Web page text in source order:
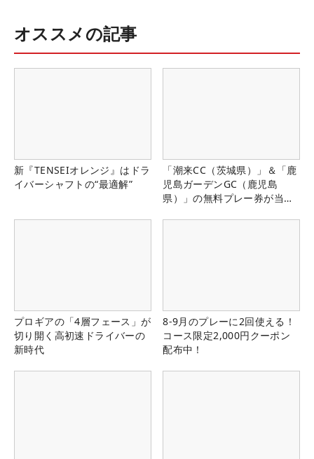
オススメの記事
新『TENSEIオレンジ』はドラ
イバーシャフトの“最適解”
「潮来CC（茨城県）」＆「鹿
児島ガーデンGC（鹿児島
県）」の無料プレー券が当た
プロギアの「4層フェース」が
切り開く高初速ドライバーの
新時代
8-9月のプレーに2回使える！
コース限定2,000円クーポン
配布中！